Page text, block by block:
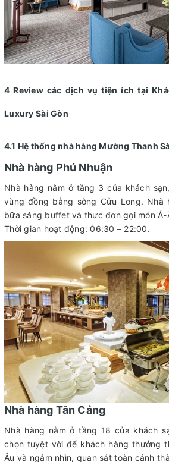
4 Review các dịch vụ tiện ích tại
Luxury Sài Gòn
4.1 Hệ thống nhà hàng Mường Thanh
Nhà hàng Phú Nhuận
Nhà hàng nằm ở tầng 3 của khách
vùng đồng bằng sông Cửu Long. Nhà
bữa sáng buffet và thưc đơn gọi món Á-
Thời gian hoạt động: 06:30 – 22:00.
Nhà hàng Tân Cảng
Nhà hàng nằm ở tầng 18 của khách
chọn tuyệt vời để khách hàng thưởng
Âu và ngắm nhìn, quan sát toàn cảnh